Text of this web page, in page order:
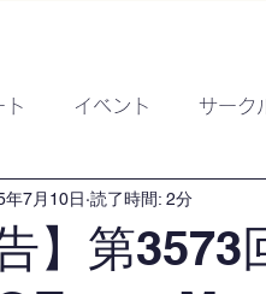
ト イベント サーク
】第3573
年7月10日 読了時間: 2分